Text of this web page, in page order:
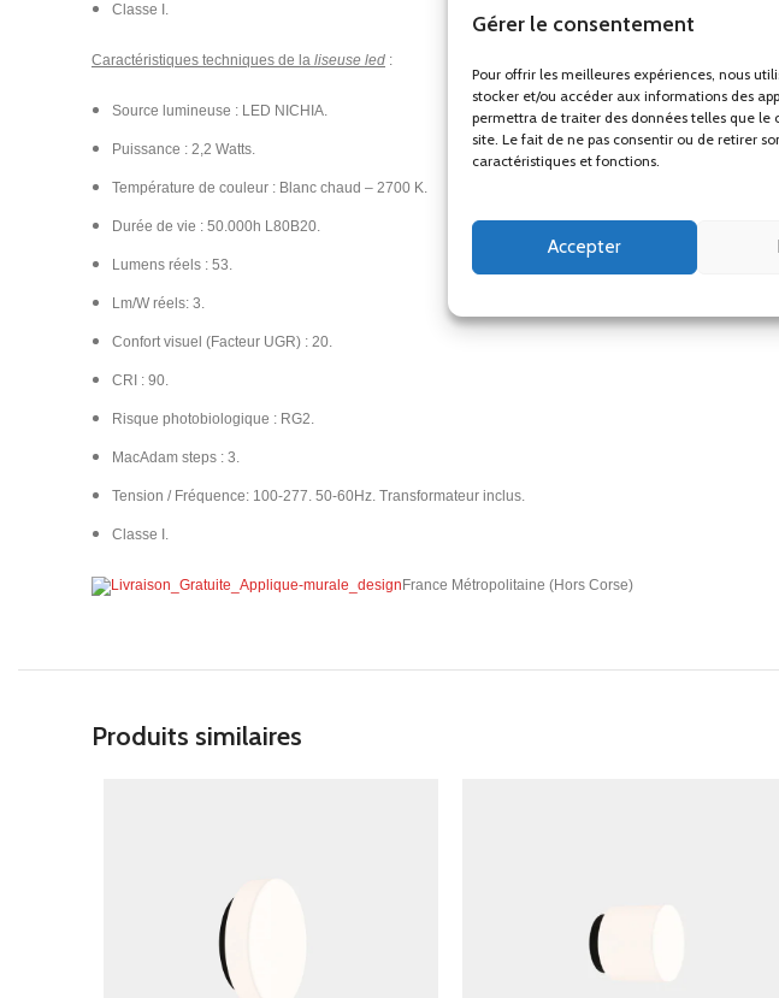
Gérer le consentement
Pour offrir les meilleures expériences, nous
stocker et/ou accéder aux informations des
permettra de traiter des données telles que le
site. Le fait de ne pas consentir ou de retirer
caractéristiques et fonctions.
Accepter
Classe I.
Caractéristiques techniques de la liseuse led :
Source lumineuse : LED NICHIA.
Puissance : 2,2 Watts.
Température de couleur : Blanc chaud – 2700 K.
Durée de vie : 50.000h L80B20.
Lumens réels : 53.
Lm/W réels: 3.
Confort visuel (Facteur UGR) : 20.
CRI : 90.
Risque photobiologique : RG2.
MacAdam steps : 3.
Tension / Fréquence: 100-277. 50-60Hz. Transformateur inclus.
Classe I.
France Métropolitaine (Hors Corse)
Produits similaires